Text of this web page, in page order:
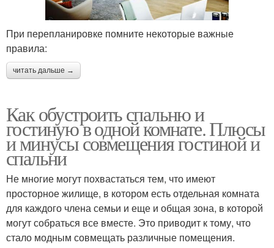
При перепланировке помните некоторые важные
правила:
читать дальше →
Как обустроить спальню и
гостиную в одной комнате. Плюсы
и минусы совмещения гостиной и
спальни
Не многие могут похвастаться тем, что имеют
просторное жилище, в котором есть отдельная комната
для каждого члена семьи и еще и общая зона, в которой
могут собраться все вместе. Это приводит к тому, что
стало модным совмещать различные помещения.